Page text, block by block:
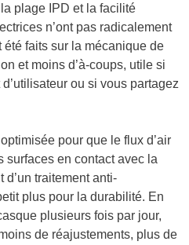
plage IPD et la facilité
n’ont pas radicalement
faits sur la mécanique de
et moins d’à-coups, utile si
ou si vous partagez
pour que le flux d’air
surfaces en contact avec la
traitement anti-
plus pour la durabilité. En
plusieurs fois par jour,
de réajustements, plus de